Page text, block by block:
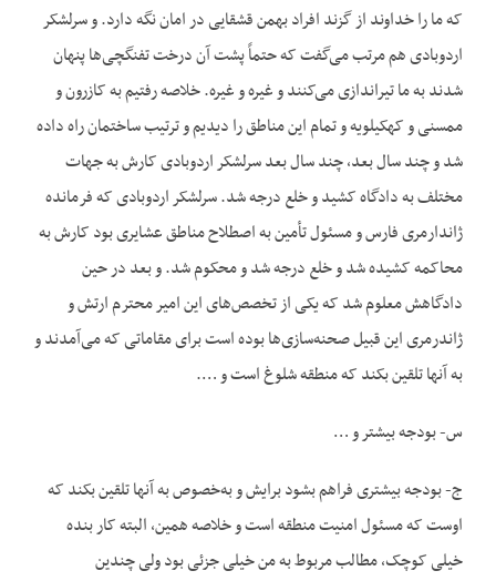
که ما را خداوند از گزند افراد بهمن قشقایی در امان نگه دارد. و سرلشکر
اردوبادی هم مرتب می‌گفت که حتماً پشت آن درخت تفنگچی‌ها پنهان
شدند به ما تیراندازی می‌کنند و غیره و غیره. خلاصه رفتیم به کازرون و
ممسنی و کهکیلویه و تمام این مناطق را دیدیم و ترتیب ساختمان راه داده
شد و چند سال بعد، چند سال بعد سرلشکر اردوبادی کارش به جهات
مختلف به دادگاه کشید و خلع درجه شد. سرلشکر اردوبادی که فرمانده
ژاندارمری فارس و مسئول تأمین به اصطلاح مناطق عشایری بود کارش به
محاکمه کشیده شد و خلع درجه شد و محکوم شد. و بعد در حین
دادگاهش معلوم شد که یکی از تخصص‌های این امیر محترم ارتش و
ژاندرمری این قبیل صحنه‌سازی‌ها بوده است برای مقاماتی که می‌آمدند و
به آنها تلقین بکند که منطقه شلوغ است و ….
س- بودجه بیشتر و …
ج- بودجه بیشتری فراهم بشود برایش و به‌خصوص به آنها تلقین بکند که
اوست که مسئول امنیت منطقه است و خلاصه همین، البته کار بنده
خیلی کوچک، مطالب مربوط به من خیلی جزئی بود ولی چندین